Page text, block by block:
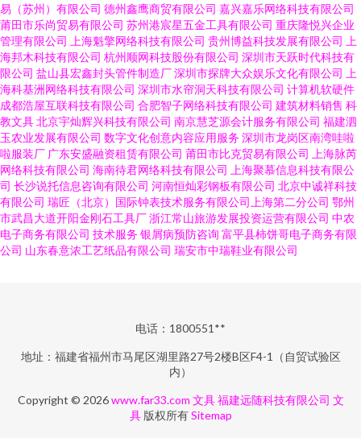
易（苏州）有限公司 德州鑫鹰商贸有限公司 嘉兴嘉乐网络科技有限公司
莆田市乐尚贸易有限公司 苏州港宸星五金工具有限公司 重庆隆悦兴企业
管理有限公司
上海魁擎网络科技有限公司 贵州博益科技发展有限公司
上
海邦木科技有限公司 杭州顺网科技股份有限公司 深圳市天跃时代科技有
限公司 盐山县宏鑫封头管件制造厂深圳市探牌大众娱乐文化有限公司
上
海科基洲网络科技有限公司 深圳市水帘洞天科技有限公司 计算机软硬件
成都浩屋互联科技有限公司 合肥智子网络科技有限公司 建筑材料销售 科
教文具北京宇灿辉兴科技有限公司 南京慧芝源会计服务有限公司 福建泗
玉农业发展有限公司 数字文化创意内容应用服务 深圳市龙岗区南湾哇啦
啦服装厂 广东安盛融资租赁有限公司 莆田市比克贸易有限公司
上海脉芮
网络科技有限公司 海南待君网络科技有限公司
上海聚慕信息科技有限公
司 长沙说托信息咨询有限公司 河南恒灿彩钢板有限公司 北京中诚祥科技
有限公司 瑞匠（北京）国际钟表技术服务有限公司上海第二分公司 鄂州
市武昌大道开阳金刚石工具厂浙江常山旅游发展投资运营有限公司 中农
电子商务有限公司 技术服务 银屑病预防咨询 富平县柿饼哥电子商务有限
公司 山东春意浓工艺纸品有限公司 瑞安市中瑞鞋业有限公司
电话：1800551**
地址：福建省福州市马尾区湖里路27号2楼B区F4-1（自贸试验区
内）
Copyright © 2026www.far33.com 文具 福建远随科技有限公司 文
具版权所有Sitemap